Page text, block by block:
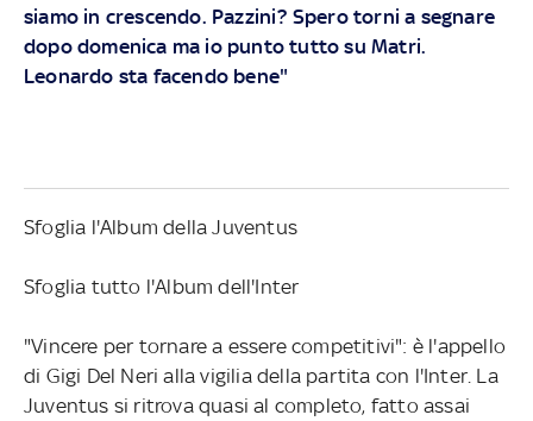
siamo in crescendo. Pazzini? Spero torni a segnare
dopo domenica ma io punto tutto su Matri.
Leonardo sta facendo bene"
Sfoglia l'Album della Juventus
Sfoglia tutto l'Album dell'Inter
"Vincere per tornare a essere competitivi": è l'appello
di Gigi Del Neri alla vigilia della partita con l'Inter. La
Juventus si ritrova quasi al completo, fatto assai